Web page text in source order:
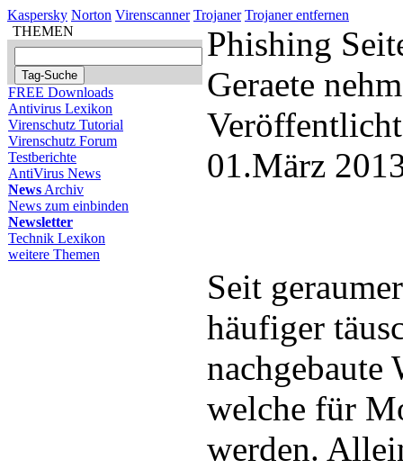
Kaspersky Norton Virenscanner Trojaner Trojaner entfernen
THEMEN
FREE Downloads
Antivirus Lexikon
Virenschutz Tutorial
Virenschutz Forum
Testberichte
AntiVirus News
News Archiv
News zum einbinden
Newsletter
Technik Lexikon
weitere Themen
Phishing
Geraete
01.März
Seit
häufiger
nachgebaute
welche für
werden.